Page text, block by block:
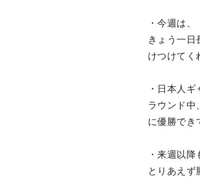
・今週は
きょう一日
けつけてく
・日本人
ラウンド中
に優勝でき
・来週以
とりあえず